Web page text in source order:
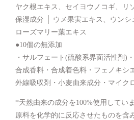
ヤク根エキス、セイヨウノコギ、リ
保湿成分 │ ウメ果実エキス、ウンシ
ローズマリー葉エキス
●10個の無添加
・サルフェート(硫酸系界面活性剤)
合成香料・合成着色料・フェノキシ
外線吸収剤・小麦由来成分・マイク
*天然由来の成分を100%使用してい
原料を化学的に反応させたものを含